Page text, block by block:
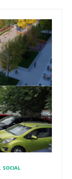
SOCIAL